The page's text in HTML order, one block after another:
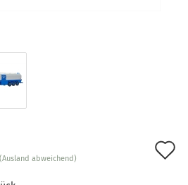
(Ausland abweichend)